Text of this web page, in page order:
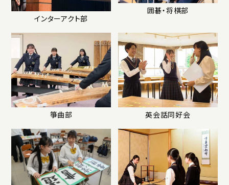
インターアクト部
囲碁・将棋部
箏曲部 英会話同好会